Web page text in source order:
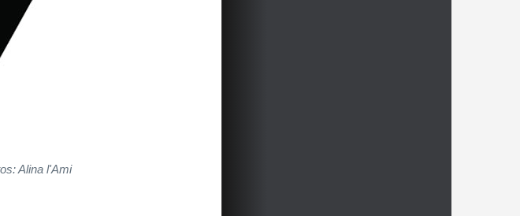
Alina l'Ami